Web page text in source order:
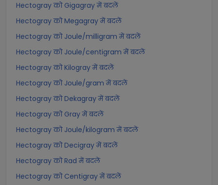
Hectogray को Gigagray में बदलें
Hectogray को Megagray में बदलें
Hectogray को Joule/milligram में बदलें
Hectogray को Joule/centigram में बदलें
Hectogray को Kilogray में बदलें
Hectogray को Joule/gram में बदलें
Hectogray को Dekagray में बदलें
Hectogray को Gray में बदलें
Hectogray को Joule/kilogram में बदलें
Hectogray को Decigray में बदलें
Hectogray को Rad में बदलें
Hectogray को Centigray में बदलें